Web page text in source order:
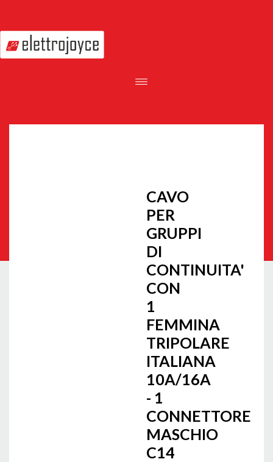
CAVO
PER
GRUPPI
DI
CONTINUITA'
CON
1
FEMMINA
TRIPOLARE
ITALIANA
10A/16A
- 1
CONNETTORE
MASCHIO
C14